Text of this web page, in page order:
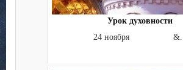
Урок духовности
24 ноября &...